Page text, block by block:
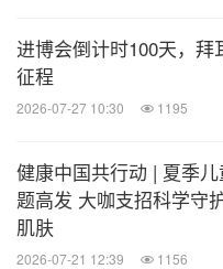
分享到：
进博会倒计时100天，
征程
2026-07-27 10:30 1195
健康中国共行动 | 夏季
题高发 大咖支招科学守
肌肤
2026-07-21 12:39 1156